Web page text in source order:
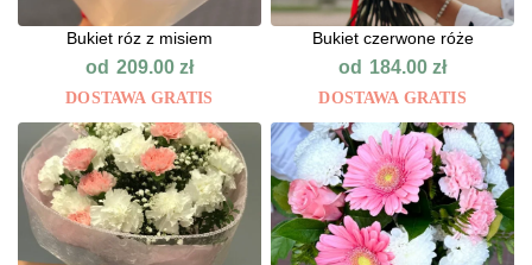
Bukiet róz z misiem
od 209.00 zł
DOSTAWA GRATIS
Bukiet czerwone róże
od 184.00zł
DOSTAWA GRATIS